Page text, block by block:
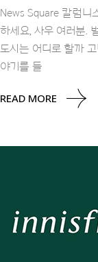
News Square 칼럼니
하세요, 사우 여러분.
도시는 어디로 할까
야기를 들
READ MORE